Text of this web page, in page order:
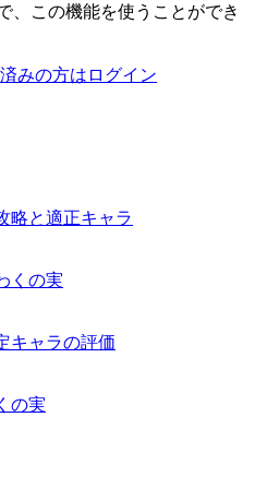
、この機能を使うことができ
みの方はログイン
略と適正キャラ
くの実
キャラの評価
の実